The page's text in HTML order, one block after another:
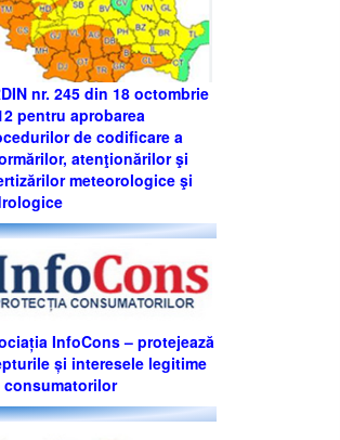
nr. 245 din 18 octombrie
pentru aprobarea
de codificare a
atenţionărilor şi
meteorologice şi
InfoCons – protejează
și interesele legitime
consumatorilor